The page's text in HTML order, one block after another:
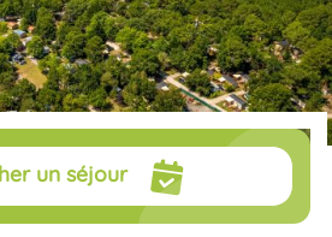
un séjour